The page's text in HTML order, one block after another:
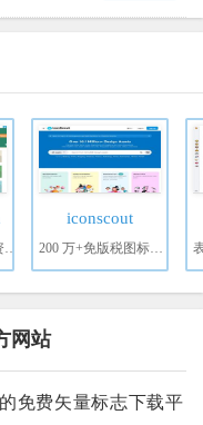
iconscout
网站
免费矢量标志下载平